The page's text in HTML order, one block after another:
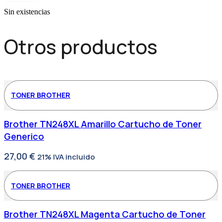
Sin existencias
Otros productos
TONER BROTHER
Brother TN248XL Amarillo Cartucho de Toner
Generico
27,00 € 21% IVA incluido
TONER BROTHER
Brother TN248XL Magenta Cartucho de Toner